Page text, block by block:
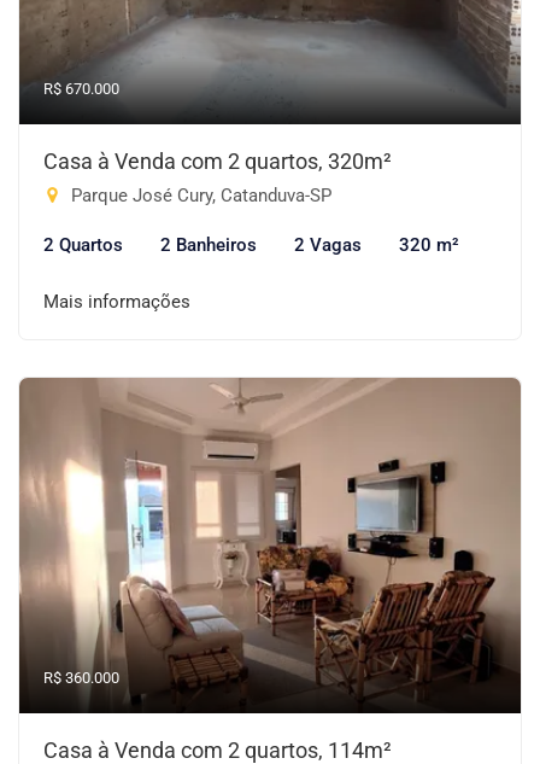
R$ 670.000
Casa à Venda com 2 quartos, 320m²
Parque José Cury, Catanduva-SP
2 Quartos 2 Banheiros 2 Vagas 320 m²
Mais informações
R$ 360.000
Casa à Venda com 2 quartos, 114m²